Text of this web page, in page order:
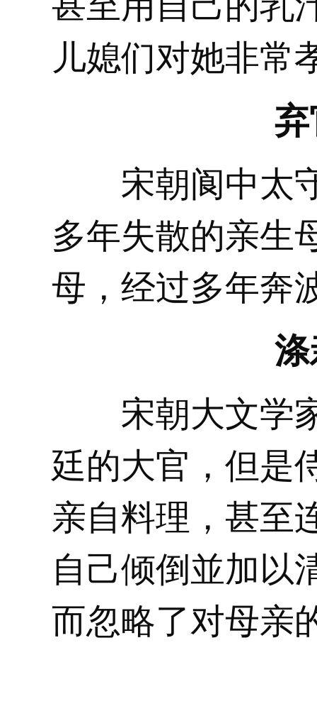
儿媳们对她非常
宋朝阆中太守
多年失散的亲生
母，经过多年奔
宋朝大文学家
廷的大官，但是
亲自料理，甚至
自己倾倒並加以
而忽略了对母亲